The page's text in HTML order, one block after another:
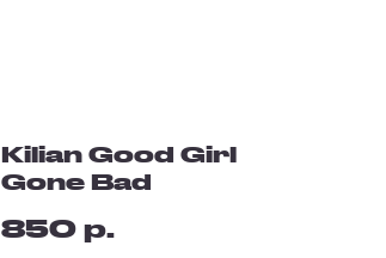
Kilian Good Girl
Gone Bad
850 р.